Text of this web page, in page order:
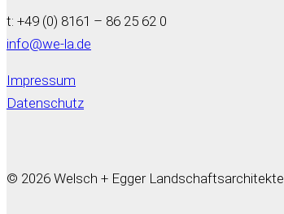
t: +49 (0) 8161 – 86 25 62 0
info@we-la.de
Impressum
Datenschutz
© 2026 Welsch + Egger